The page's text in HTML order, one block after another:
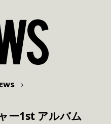
ー1st アルバム